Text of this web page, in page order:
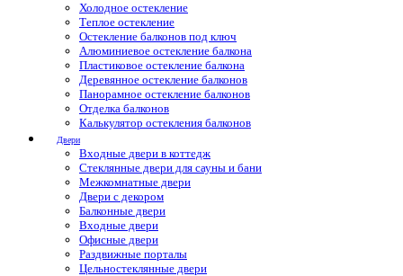
Холодное остекление
Теплое остекление
Остекление балконов под ключ
Алюминиевое остекление балкона
Пластиковое остекление балкона
Деревянное остекление балконов
Панорамное остекление балконов
Отделка балконов
Калькулятор остекления балконов
Двери
Входные двери в коттедж
Стеклянные двери для сауны и бани
Межкомнатные двери
Двери с декором
Балконные двери
Входные двери
Офисные двери
Раздвижные порталы
Цельностеклянные двери